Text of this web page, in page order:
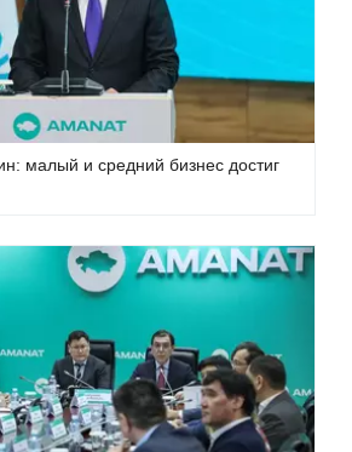
малый и средний бизнес достиг